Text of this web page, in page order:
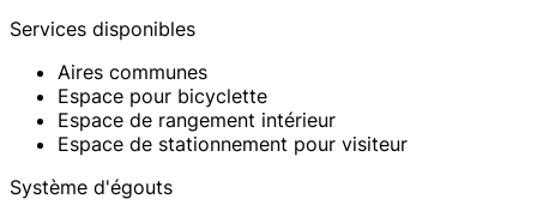
Services disponibles
Aires communes
Espace pour bicyclette
Espace de rangement intérieur
Espace de stationnement pour visiteur
Système d'égouts